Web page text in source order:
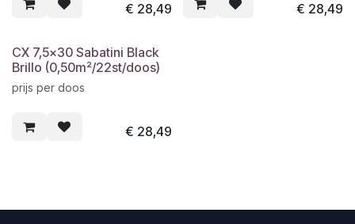
€ 28,49 € 28,49
CX 7,5x30 Sabatini Black
Brillo (0,50m²/22st/doos)
prijs per doos
€ 28,49